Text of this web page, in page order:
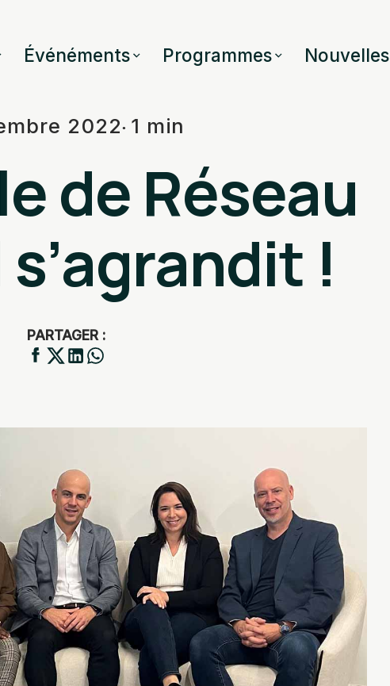
Événéments Programmes Nouvelles
2022 1 min
de Réseau
!
PARTAGER :